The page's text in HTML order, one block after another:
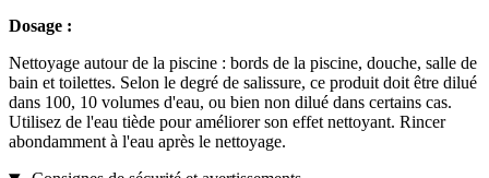
Dosage :
Nettoyage autour de la piscine : bords de la piscine, douche, salle de
bain et toilettes. Selon le degré de salissure, ce produit doit être dilué
dans 100, 10 volumes d'eau, ou bien non dilué dans certains cas.
Utilisez de l'eau tiède pour améliorer son effet nettoyant. Rincer
abondamment à l'eau après le nettoyage.